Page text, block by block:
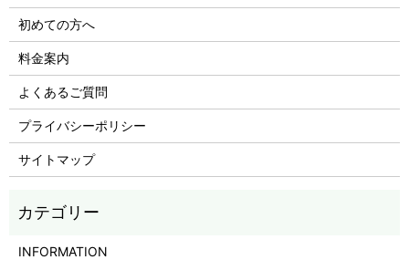
初めての方へ
料金案内
よくあるご質問
プライバシーポリシー
サイトマップ
INFORMATION